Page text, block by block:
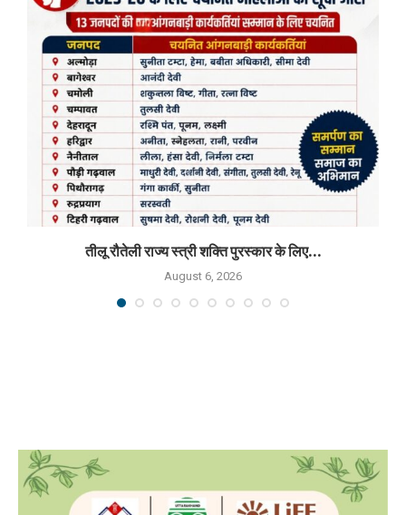
तीलू रौतेली राज्य स्त्री शक्ति पुरस्कार के लिए...
August 6, 2026